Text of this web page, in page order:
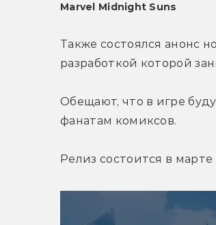
Marvel Midnight Suns
Также состоялся анонс
разработкой которой
Обещают, что в игре
фанатам комиксов.
Релиз состоится в